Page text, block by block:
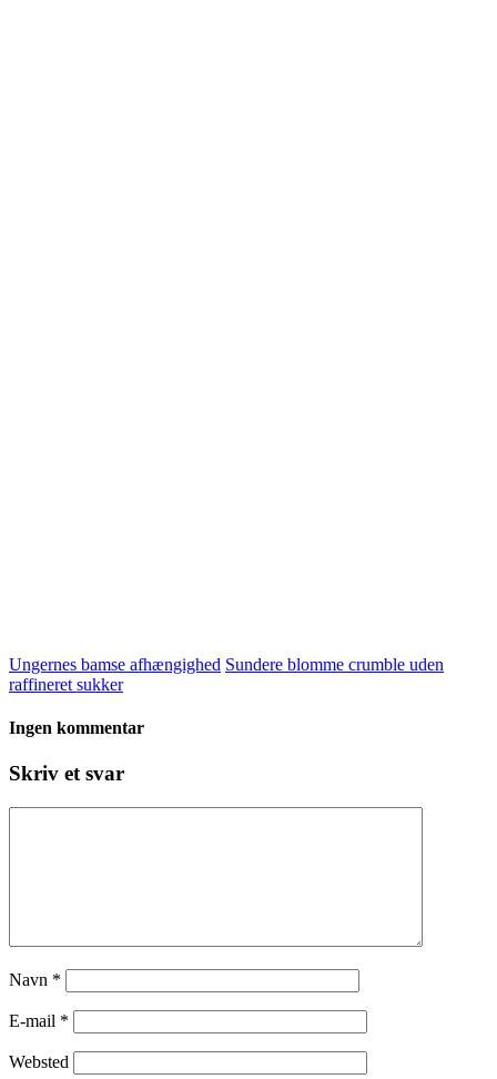
Ungernes bamse afhængighed Sundere blomme crumble uden
raffineret sukker
Ingen kommentar
Skriv et svar
Navn *
E-mail *
Websted